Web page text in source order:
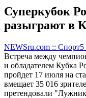
Суперкубок
разыграют в
NEWSru.com :: Спорт5
Встреча между
и обладателем Кубка
пройдет 17 июля на
вмещает 35 016
претендовали